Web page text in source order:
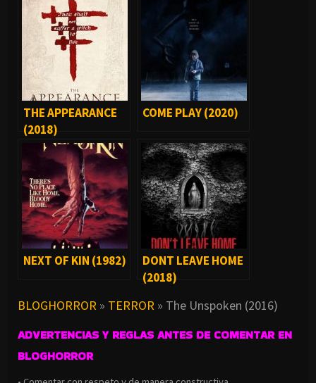
THE APPEARANCE
(2018)
COME PLAY (2020)
NEXT OF KIN (1982)
DONT LEAVE HOME
(2018)
BLOGHORROR » TERROR » The Unspoken (2016)
ADVERTENCIAS Y REGLAS ANTES DE COMENTAR EN
BLOGHORROR